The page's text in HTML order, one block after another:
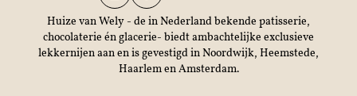
Huize van Wely - de in Nederland bekende patisserie,
chocolaterie én glacerie- biedt ambachtelijke exclusieve
lekkernijen aan en is gevestigd in Noordwijk, Heemstede,
Haarlem en Amsterdam.